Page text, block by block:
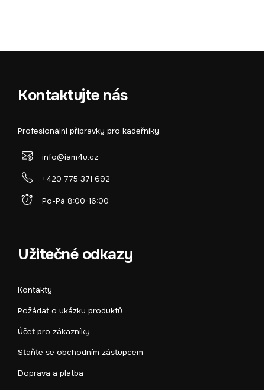
Kontaktujte nás
Profesionální přípravky pro kadeřníky.
info@iam4u.cz
+420 775 371 692
Po-Pá 8:00-16:00
Užitečné odkazy
Kontakty
Požádat o ukázku produktů
Účet pro zákazníky
Staňte se obchodním zástupcem
Doprava a platba